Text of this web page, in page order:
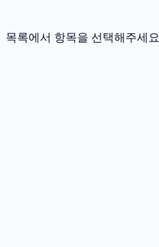
목록에서 항목을 선택해주세요